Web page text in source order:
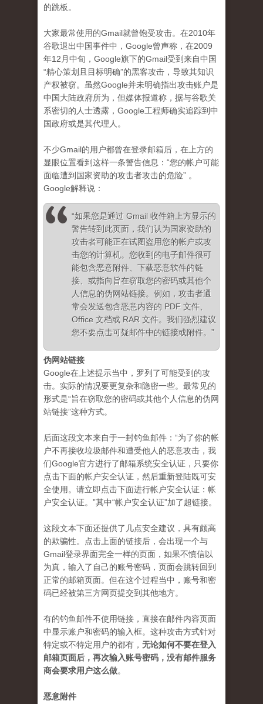
的跳板。
大家最常使用的Gmail就曾饱受攻击。在2010年
谷歌退出中国事件中，Google曾声称，在2009
年12月中旬，Google旗下的Gmail受到来自中国
“精心策划且目标明确”的黑客攻击，导致其知识
产权被窃。虽然Google并未明确指出攻击账户是
中国大陆政府所为，但媒体报道称，据与谷歌关
系密切的人士透露，Google工程师确实追踪到中
国政府或是其代理人。
不少Gmail的用户都曾在登录邮箱后，在上方的
显眼位置看到这样一条警告信息：“您的帐户可能
面临遭到国家资助的攻击者攻击的危险” 。
Google解释说：
“如果您是通过 Gmail 收件箱上方显示的
警告转到此页面，我们认为国家资助的
攻击者可能正在试图盗用您的帐户或攻
击您的计算机。您收到的电子邮件很可
能包含恶意附件、下载恶意软件的链
接、或指向旨在窃取您的密码或其他个
人信息的伪网站链接。例如，攻击者通
常会发送包含恶意内容的 PDF 文件、
Office 文档或 RAR 文件。我们强烈建议
您不要点击可疑邮件中的链接或附件。”
伪网站链接
Google在上述提示当中，罗列了可能受到的攻
击。实际的情况要更复杂和隐密一些。最常见的
形式是“旨在窃取您的密码或其他个人信息的伪网
站链接”这种方式。
后面这段文本来自于一封钓鱼邮件：“为了你的帐
户不再接收垃圾邮件和遭受他人的恶意攻击，我
们Google官方进行了邮箱系统安全认证，只要你
点击下面的帐户安全认证，然后重新登陆既可安
全使用。请立即点击下面进行帐户安全认证：帐
户安全认证。”其中“帐户安全认证”加了超链接。
这段文本下面还提供了几点安全建议，具有颇高
的欺骗性。点击上面的链接后，会出现一个与
Gmail登录界面完全一样的页面，如果不慎信以
为真，输入了自己的账号密码，页面会跳转回到
正常的邮箱页面。但在这个过程当中，账号和密
码已经被第三方网页提交到其他地方。
有的钓鱼邮件不使用链接，直接在邮件内容页面
中显示账户和密码的输入框。这种攻击方式针对
特定或不特定用户的都有， 无论如何不要在登入
邮箱页面后，再次输入账号密码，没有邮件服务
商会要求用户这么做。
恶意附件